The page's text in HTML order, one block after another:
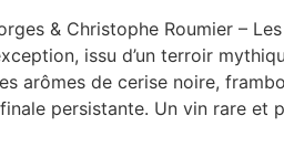
& Christophe Roumier –
issu d’un terroir
arômes de cerise noire,
persistante. Un vin rare et